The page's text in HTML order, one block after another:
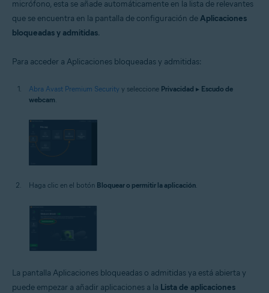
micrófono, esta se añade automáticamente en la lista de relevantes
que se encuentra en la pantalla de configuración deAplicaciones
bloqueadas y admitidas.
Para acceder a Aplicaciones bloqueadas y admitidas:
Abra Avast Premium Security y seleccione Privacidad ▸ Escudo de
webcam
Haga clic en el botón Bloquear o permitir la aplicación
La pantalla Aplicaciones bloqueadas o admitidas ya está abierta y
puede empezar a añadir aplicaciones a la Lista de aplicaciones